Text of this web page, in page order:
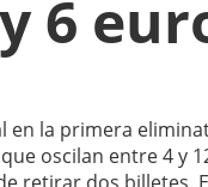
6
en la primera
oscilan entre 4 y